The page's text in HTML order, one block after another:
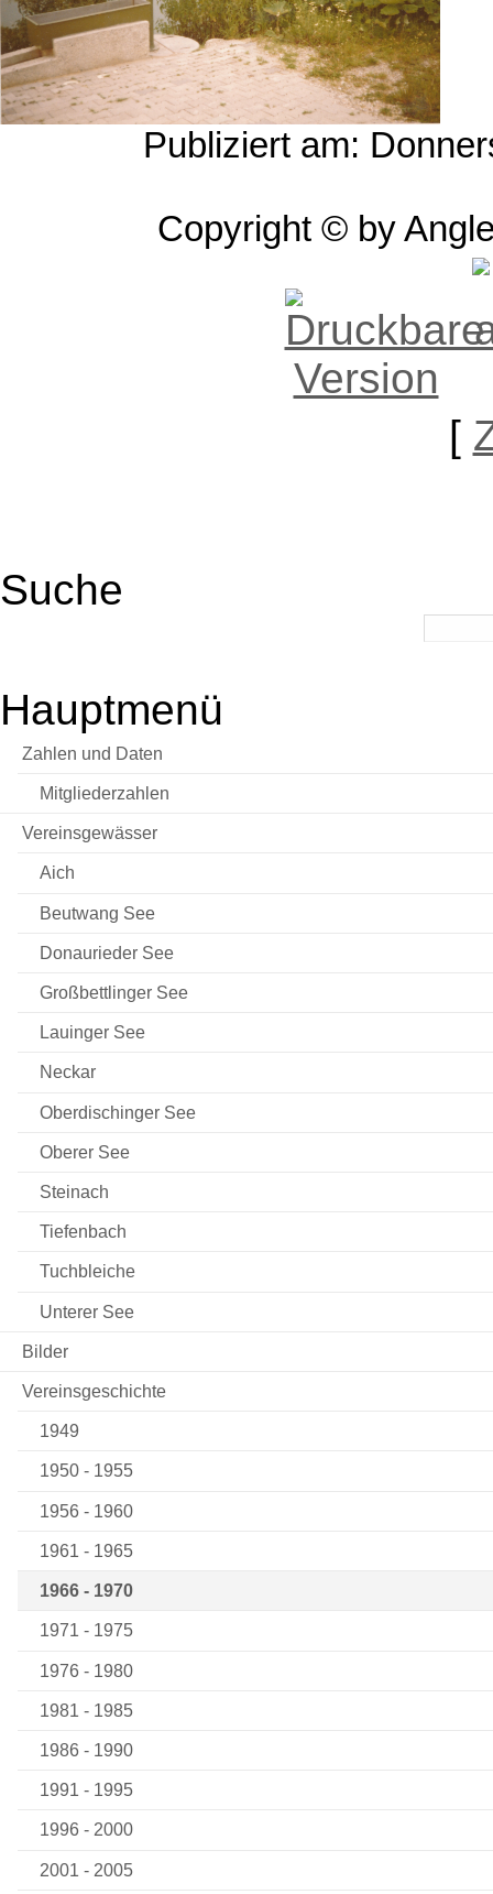
Publiziert am:
Copyright © by
[
Suche
Hauptmenü
Zahlen und Daten
Mitgliederzahlen
Vereinsgewässer
Aich
Beutwang See
Donaurieder See
Großbettlinger See
Lauinger See
Neckar
Oberdischinger See
Oberer See
Steinach
Tiefenbach
Tuchbleiche
Unterer See
Bilder
Vereinsgeschichte
1949
1950 - 1955
1956 - 1960
1961 - 1965
1966 - 1970
1971 - 1975
1976 - 1980
1981 - 1985
1986 - 1990
1991 - 1995
1996 - 2000
2001 - 2005